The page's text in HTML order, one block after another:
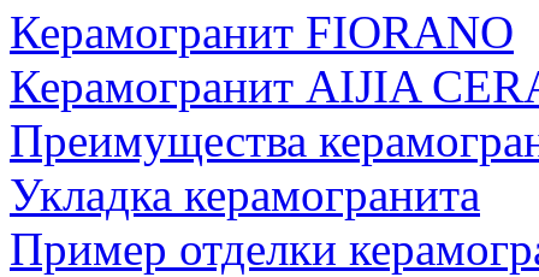
Керамогранит FIORANO
Керамогранит AIJIA
Преимущества
Укладка керамогранита
Пример отделки